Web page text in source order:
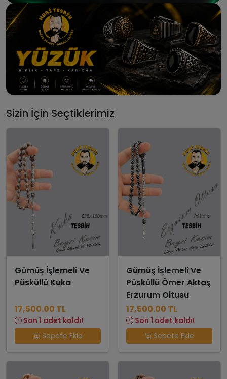
Sizin İçin Seçtiklerimiz
Gümüş İşlemeli Ve
Püsküllü Kuka
17,500.00 TL
Son 1 adet kaldı!
Sepete Ekle
Gümüş İşlemeli Ve
Püsküllü Ömer Aktaş
Erzurum Oltusu
17,500.00 TL
Son 1 adet kaldı!
Sepete Ekle